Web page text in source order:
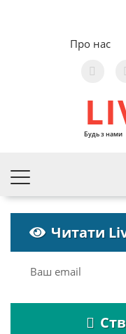
Про нас
Будь з нами
Читати